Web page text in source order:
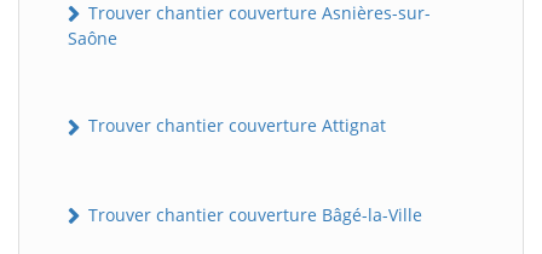
Trouver chantier couverture Asnières-sur-
Saône
Trouver chantier couverture Attignat
Trouver chantier couverture Bâgé-la-Ville